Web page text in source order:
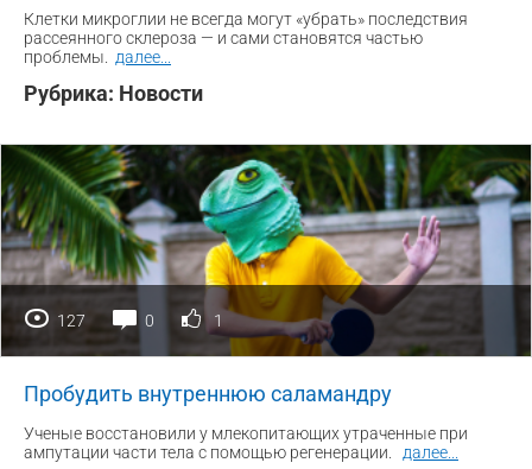
Клетки микроглии не всегда могут «убрать» последствия
рассеянного склероза — и сами становятся частью
проблемы.
далее
Рубрика: Новости
127 0 1
Пробудить внутреннюю саламандру
Ученые восстановили у млекопитающих утраченные при
ампутации части тела с помощью регенерации.
далее